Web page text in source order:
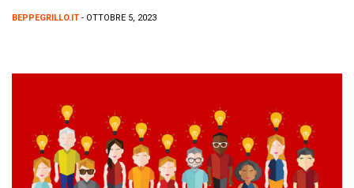
BEPPEGRILLO.IT - OTTOBRE 5, 2023